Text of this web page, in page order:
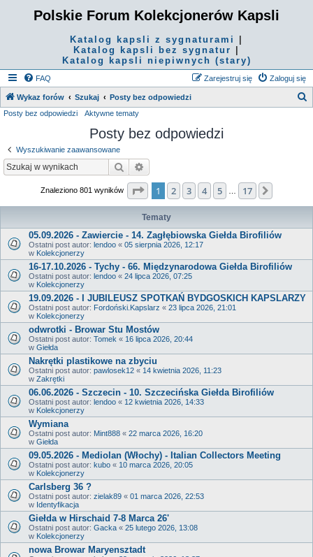
Polskie Forum Kolekcjonerów Kapsli
Katalog kapsli z sygnaturami
Katalog kapsli bez sygnatur
Katalog kapsli niepiwnych (stary)
FAQ Zaloguj się
Zarejestruj się
Wykaz forów Szukaj Posty bez odpowiedzi
Posty bez odpowiedzi Aktywne tematy
Posty bez odpowiedzi
Wyszukiwanie zaawansowane
Szukaj
Znaleziono 801 wyników Strona z17
1 2 3 4 5 17
Tematy
05.09.2026 - Zawiercie - 14. Zagłębiowska Giełda Birofiliów
Ostatni post autor: lendoo « 05 sierpnia 2026, 12:17
w Kolekcjonerzy
16-17.10.2026 - Tychy - 66. Międzynarodowa Giełda Birofiliów
Ostatni post autor: lendoo « 24 lipca 2026, 07:25
w Kolekcjonerzy
19.09.2026 - I JUBILEUSZ SPOTKAŃ BYDGOSKICH KAPSLARZY
Ostatni post autor: Fordoński.Kapslarz « 23 lipca 2026, 21:01
w Kolekcjonerzy
odwrotki - Browar Stu Mostów
Ostatni post autor: Tomek « 16 lipca 2026, 20:44
w Giełda
Nakrętki plastikowe na zbyciu
Ostatni post autor: pawlosek12 « 14 kwietnia 2026, 11:23
w Zakrętki
06.06.2026 - Szczecin - 10. Szczecińska Giełda Birofiliów
Ostatni post autor: lendoo « 12 kwietnia 2026, 14:33
w Kolekcjonerzy
Wymiana
Ostatni post autor: Mint888 « 22 marca 2026, 16:20
w Giełda
09.05.2026 - Mediolan (Włochy) - Italian Collectors Meeting
Ostatni post autor: kubo « 10 marca 2026, 20:05
w Kolekcjonerzy
Carlsberg 36 ?
Ostatni post autor: zielak89 « 01 marca 2026, 22:53
w Identyfikacja
Giełda w Hirschaid 7-8 Marca 26'
Ostatni post autor: Gacka « 25 lutego 2026, 13:08
w Kolekcjonerzy
nowa Browar Maryensztadt